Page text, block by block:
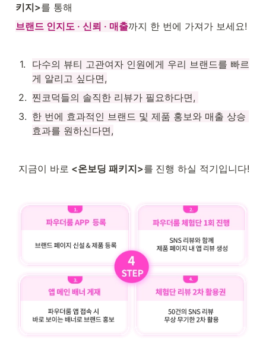
키지>를 통해
브랜드 인지도 · 신뢰 · 매출까지 한 번에 가져가 보세요!
1.
다수의 뷰티 고관여자 인원에게 우리 브랜드를 빠르
게 알리고 싶다면,
2. 찐코덕들의 솔직한 리뷰가 필요하다면,
3. 한 번에 효과적인 브랜드 및 제품 홍보와 매출 상승
효과를 원하신다면,
지금이 바로 <온보딩 패키지>를 진행 하실 적기입니다!